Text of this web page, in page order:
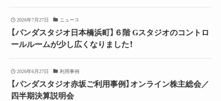
2026年7月27日 ニュース
【パンダスタジオ日本橋浜町】６階 Gスタジオのコントロ
ールルームが少し広くなりました！
2026年6月27日 利用事例
【パンダスタジオ赤坂ご利用事例】オンライン株主総会／
四半期決算説明会